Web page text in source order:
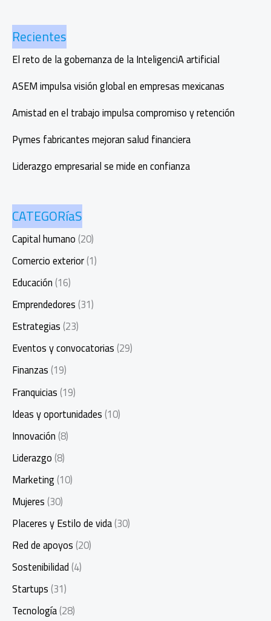
HackÜ
ganan
el
TecPrize
Recientes
El reto de la gobernanza de la InteligenciA artificial
ASEM impulsa visión global en empresas mexicanas
Amistad en el trabajo impulsa compromiso y retención
Pymes fabricantes mejoran salud financiera
Liderazgo empresarial se mide en confianza
CATEGORíaS
Capital humano(20)
Comercio exterior(1)
Educación(16)
Emprendedores(31)
Estrategias(23)
Eventos y convocatorias(29)
Finanzas(19)
Franquicias(19)
Ideas y oportunidades(10)
Innovación(8)
Liderazgo(8)
Marketing(10)
Mujeres(30)
Placeres y Estilo de vida(30)
Red de apoyos(20)
Sostenibilidad(4)
Startups(31)
Tecnología(28)